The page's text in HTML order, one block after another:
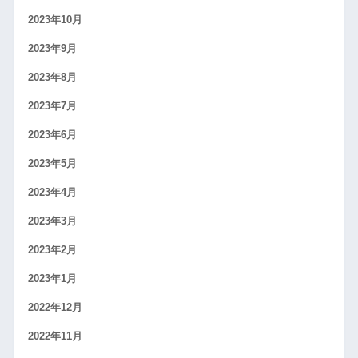
2023年10月
2023年9月
2023年8月
2023年7月
2023年6月
2023年5月
2023年4月
2023年3月
2023年2月
2023年1月
2022年12月
2022年11月